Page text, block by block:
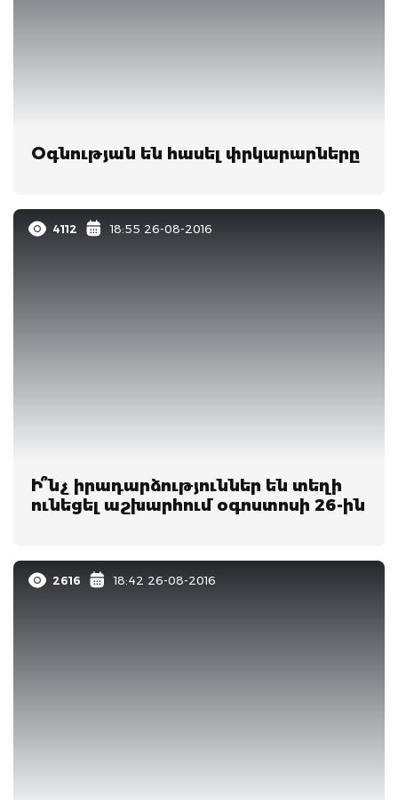
Օգնության են հասել փրկարարները
4112 18:55 26-08-2016
Ի՞նչ իրադարձություններ են տեղի
ունեցել աշխարհում օգոստոսի 26-ին
2616 18:42 26-08-2016